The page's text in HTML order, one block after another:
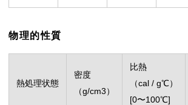
物理的性質
熱処理状態
密度
（g/cm3 ）
比熱
（cal / g℃）
[0〜100℃]